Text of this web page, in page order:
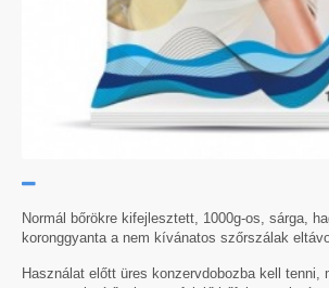
Normál bőrökre kifejlesztett, 1000g-os, sárga,
koronggyanta a nem kívánatos szőrszálak
Használat előtt üres konzervdobozba kell tenni,